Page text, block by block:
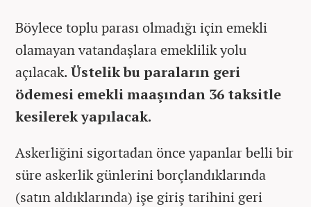
Böylece toplu parası olmadığı için emekli
olamayan vatandaşlara emeklilik yolu
açılacak.Üstelik bu paraların geri
ödemesi emekli maaşından 36 taksitle
kesilerek yapılacak.
Askerliğini sigortadan önce yapanlar belli bir
süre askerlik günlerini borçlandıklarında
(satın aldıklarında) işe giriş tarihini geri